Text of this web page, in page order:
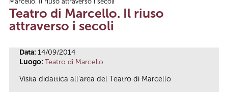
Tu sei qui
Teatro di Marcello. Il riuso
attraverso i secoli
Data: 14/09/2014
Luogo: Teatro di Marcello
Visita didattica all’area del Teatro di Marcello